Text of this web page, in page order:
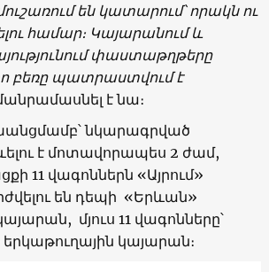
են կատարում՝ որակն ու
համար։ Կայարանում և
փաստաթղթերը
բեռը պատրաստվում է
է նա։
նկարագրված
է մոտավորապես 2 ժամ,
11 վագոններն «Այրում»
են դեպի «Երևան»
մյուս 11 վագոնները՝
երկաթուղային կայարան։